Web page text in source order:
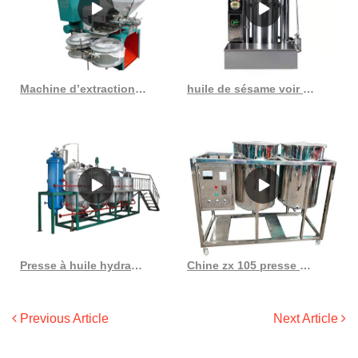
Machine d’extraction de germes de maïs, machine de fabrication d’huile au Burkina Faso huile de sésame voir les spécifications
Presse à huile hydraulique à froid, petite extraction d’huile de noix de coco au Sénégal Chine zx 105 presse à huile à vis presse à huile de Chine expulseur d’huile
Previous Article Next Article